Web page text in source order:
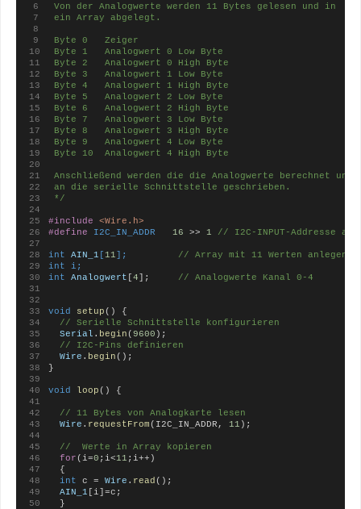
Von der Analogwerte werden 11 Bytes gelesen und in
ein Array abgelegt.
Byte 0   Zeiger
Byte 1   Analogwert 0 Low Byte
Byte 2   Analogwert 0 High Byte
Byte 3   Analogwert 1 Low Byte
Byte 4   Analogwert 1 High Byte
Byte 5   Analogwert 2 Low Byte
Byte 6   Analogwert 2 High Byte
Byte 7   Analogwert 3 Low Byte
Byte 8   Analogwert 3 High Byte
Byte 9   Analogwert 4 Low Byte
Byte 10  Analogwert 4 High Byte
Anschließend werden die die Analogwerte berechnet und
an die serielle Schnittstelle geschrieben.
*/
#include
<Wire.h>
#define
I2C_IN_ADDR 16 >> 1 // I2C-INPUT-Addresse
int AIN_1 [11];
         // Array mit 11 Werten anlegen
int i;
int
Analogwert [4];
     // Analogwerte Kanal 0-4
void setup () {
// Serielle Schnittstelle konfigurieren
Serial . begin (9600 );
// I2C-Pins definieren
Wire . begin ();
}
void loop () {
// 11 Bytes von Analogkarte lesen
Wire . requestFrom (I2C_IN_ADDR, 11 );
//  Werte in Array kopieren
for (i=0 ;i<11 ;i++)
  {
int
c = Wire . read ();
AIN_1 [i]=c;
  }